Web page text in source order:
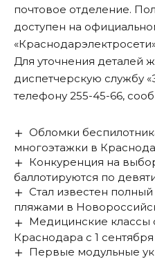
почтовое отделение.
доступен на
Для уточнения деталей
диспетчерскую службу
телефону 255-45-66,
Обломки
многоэтажки в
Конкуренция на
баллотируются по
Стал известен
пляжами в
Медицинские классы
Краснодара с 1 сентября
Первые модульные